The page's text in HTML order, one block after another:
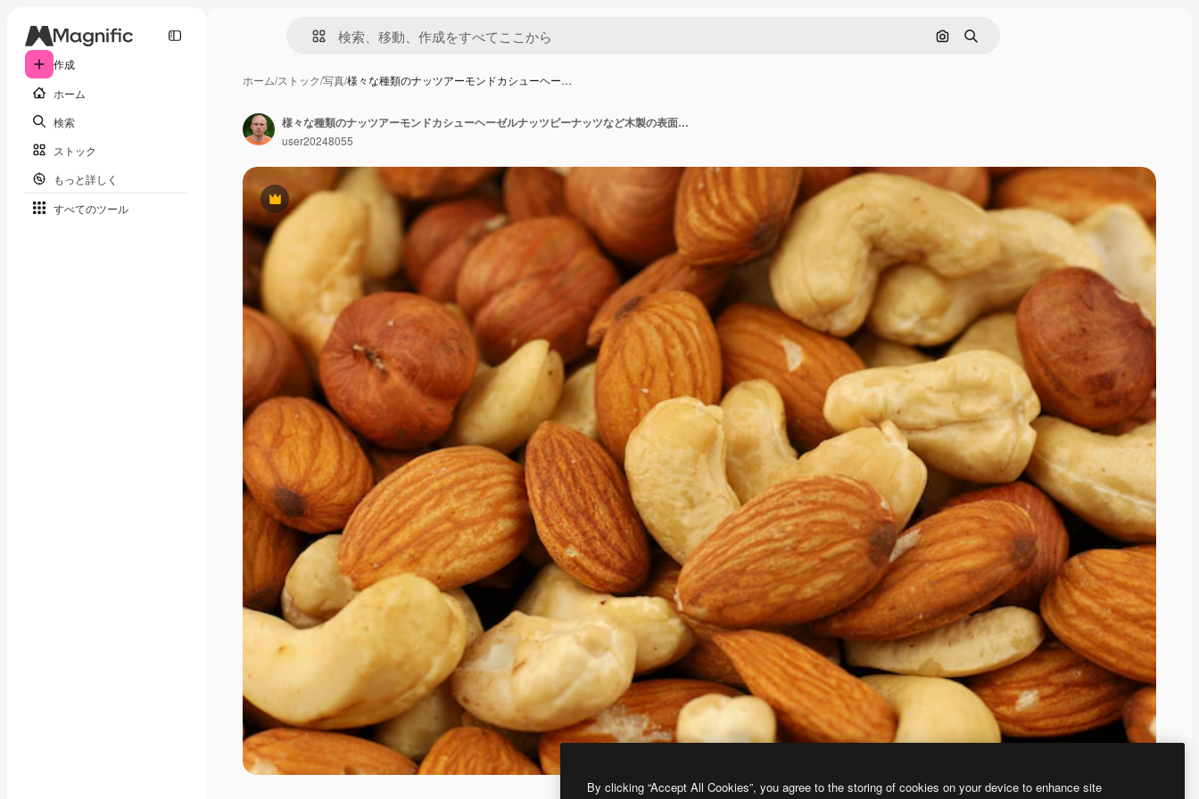
作成
ホーム
検索
ストック
もっと詳しく
すべてのツール
画像で検索
検索
ホーム/ストック/写真/様々な種類のナッツアーモンドカシューヘー…
Premium
様々な種類のナッツアーモンドカシューヘーゼルナッツピーナッツなど木製の表面に密接に並べたもの
user20248055
By clicking “Accept All Cookies”, you agree to the storing of cookies on your device to enhance site